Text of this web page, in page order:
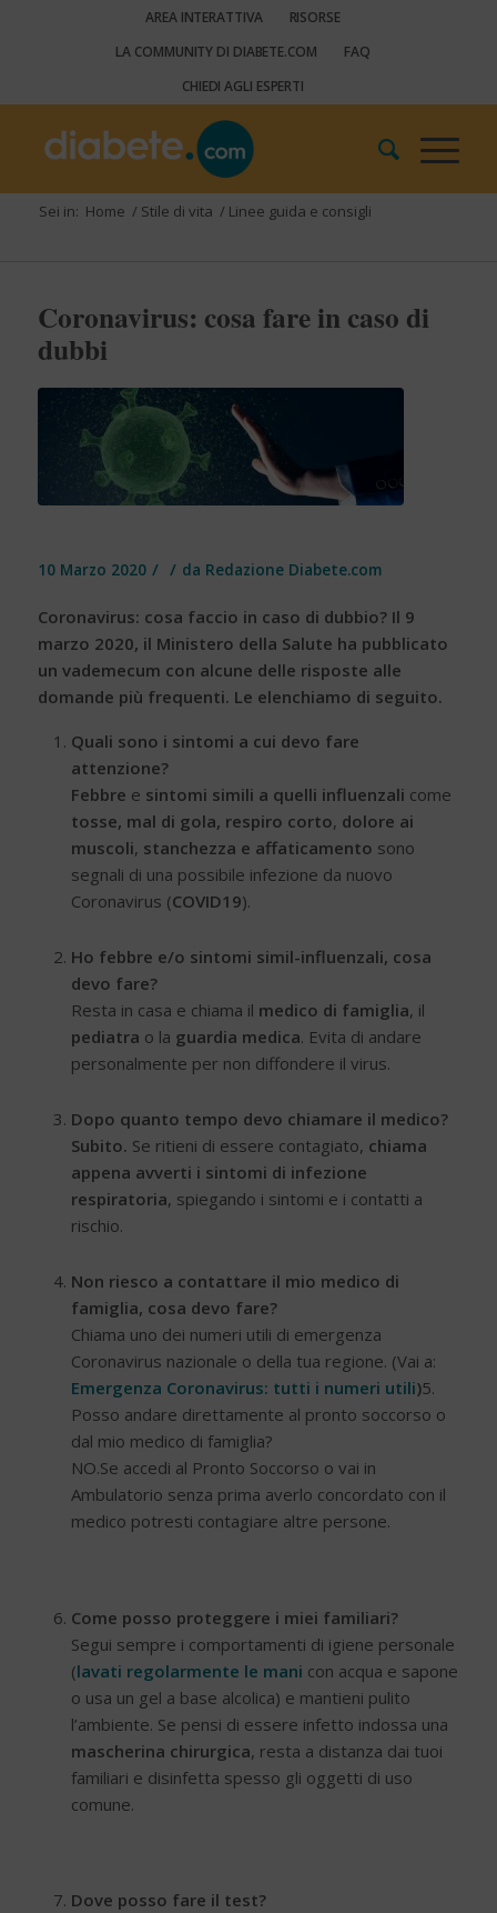
AREA INTERATTIVA
RISORSE
LA COMMUNITY DI DIABETE.COM
FAQ
CHIEDI AGLI ESPERTI
Sei in: Home / Stile di vita / Linee guida e consigli
Coronavirus: cosa fare in caso di
dubbi
10 Marzo 2020 / / da Redazione Diabete.com
Coronavirus: cosa faccio in caso di dubbio? Il 9
marzo 2020, il Ministero della Salute ha pubblicato
un vademecum con alcune delle risposte alle
domande più frequenti. Le elenchiamo di seguito.
Quali sono i sintomi a cui devo fare
attenzione?
Febbre e sintomi simili a quelli influenzali come
tosse, mal di gola, respiro corto, dolore ai
muscoli, stanchezza e affaticamento sono
segnali di una possibile infezione da nuovo
Coronavirus (COVID19).
Ho febbre e/o sintomi simil-influenzali, cosa
devo fare?
Resta in casa e chiama il medico di famiglia, il
pediatra o la guardia medica. Evita di andare
personalmente per non diffondere il virus.
Dopo quanto tempo devo chiamare il medico?
Subito. Se ritieni di essere contagiato, chiama
appena avverti i sintomi di infezione
respiratoria, spiegando i sintomi e i contatti a
rischio.
Non riesco a contattare il mio medico di
famiglia, cosa devo fare?
Chiama uno dei numeri utili di emergenza
Coronavirus nazionale o della tua regione. (Vai a:
Emergenza Coronavirus: tutti i numeri utili)5.
Posso andare direttamente al pronto soccorso o
dal mio medico di famiglia?
NO.Se accedi al Pronto Soccorso o vai in
Ambulatorio senza prima averlo concordato con il
medico potresti contagiare altre persone.
Come posso proteggere i miei familiari?
Segui sempre i comportamenti di igiene personale
(lavati regolarmente le mani con acqua e sapone
o usa un gel a base alcolica) e mantieni pulito
l’ambiente. Se pensi di essere infetto indossa una
mascherina chirurgica, resta a distanza dai tuoi
familiari e disinfetta spesso gli oggetti di uso
comune.
Dove posso fare il test?